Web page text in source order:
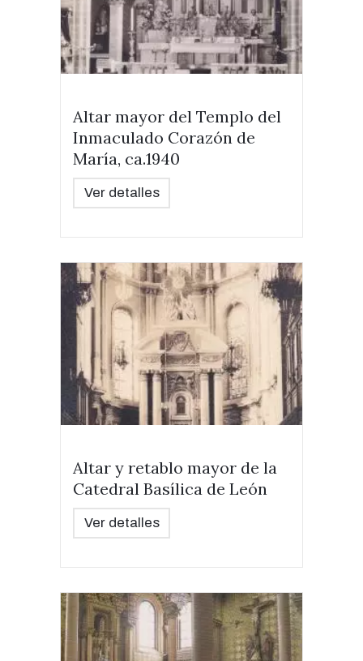
Altar mayor del Templo del
Inmaculado Corazón de
María, ca.1940
Ver detalles
Altar y retablo mayor de la
Catedral Basílica de León
Ver detalles